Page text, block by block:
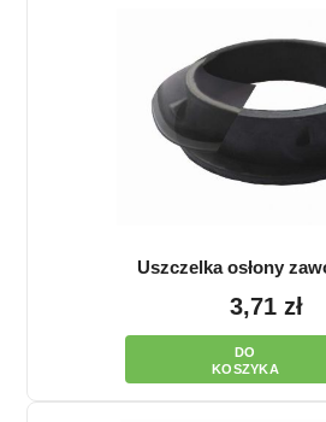
Uszczelka osłony
3,71 zł